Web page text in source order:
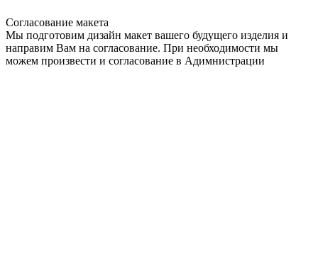
Согласование макета
Мы подготовим дизайн макет вашего будущего изделия и
направим Вам на согласование. При необходимости мы
можем произвести и согласование в Адимнистрации